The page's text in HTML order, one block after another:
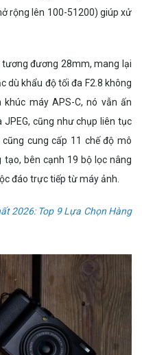
rộng lên 100-51200) giúp xử
đương 28mm, mang lại
dù khẩu độ tối đa F2.8 không
máy APS-C, nó vẫn ấn
cũng như chụp liên tục
cung cấp 11 chế độ mô
bên cạnh 19 bộ lọc nâng
đáo trực tiếp từ máy ảnh.
2026: Top 9 Lựa Chọn Hàng